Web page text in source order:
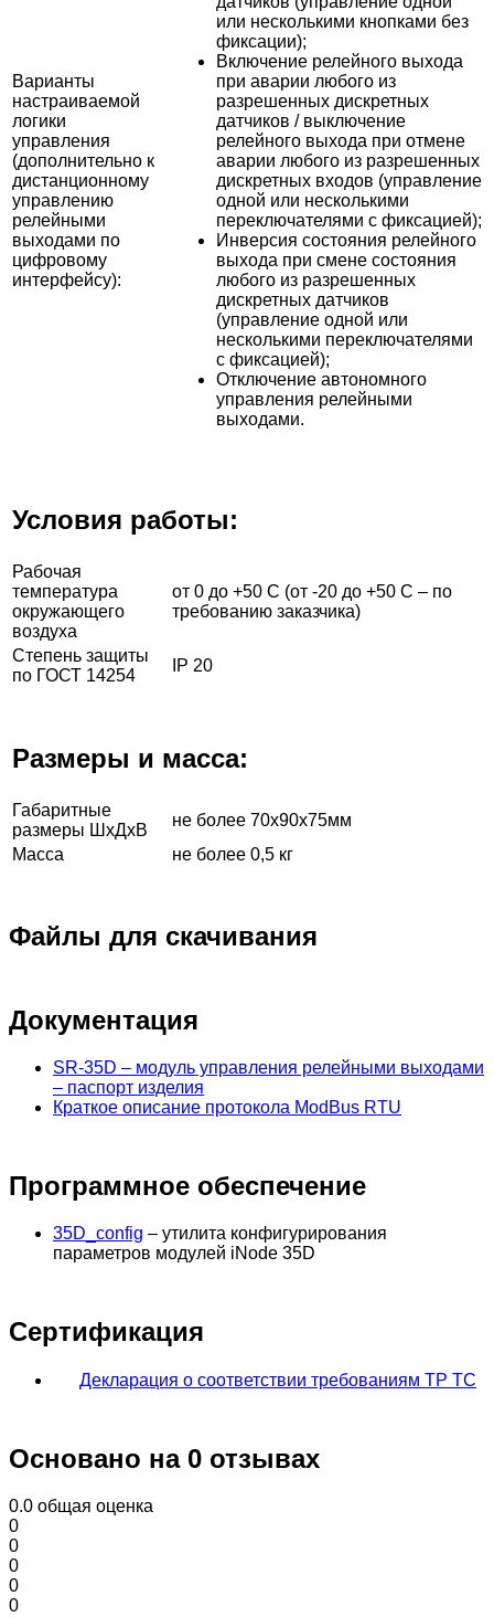
Варианты
настраиваемой
логики
управления
(дополнительно к
дистанционному
управлению
релейными
выходами по
цифровому
интерфейсу):
или несколькими кнопками без
фиксации);
Включение релейного выхода
при аварии любого из
разрешенных дискретных
датчиков / выключение
релейного выхода при отмене
аварии любого из разрешенных
дискретных входов (управление
одной или несколькими
переключателями с фиксацией);
Инверсия состояния релейного
выхода при смене состояния
любого из разрешенных
дискретных датчиков
(управление одной или
несколькими переключателями
с фиксацией);
Отключение автономного
управления релейными
выходами.
Условия работы:
Рабочая
температура
окружающего
воздуха
от 0 до +50 С (от -20 до +50 С – по
требованию заказчика)
Степень защиты
по ГОСТ 14254
IP 20
Размеры и масса:
Габаритные
размеры ШxДxВ
не более 70х90х75мм
Масса
не более 0,5 кг
Файлы для скачивания
Документация
SR-35D – модуль управления релейными выходами
– паспорт изделия
Краткое описание протокола ModBus RTU
Программное обеспечение
35D_config – утилита конфигурирования
параметров модулей iNode 35D
Сертификация
Декларация о соответствии требованиям ТР ТС
Основано на 0 отзывах
0.0 общая оценка
0
0
0
0
0